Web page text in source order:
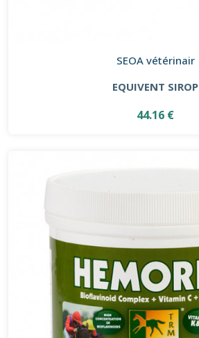
SEOA vétérinair
EQUIVENT SIROP
44.16 €